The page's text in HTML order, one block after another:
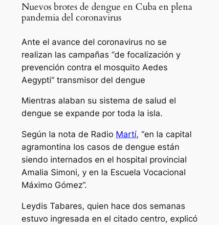
Nuevos brotes de dengue en Cuba en plena
pandemia del coronavirus
Ante el avance del coronavirus no se
realizan las campañas “de focalización y
prevención contra el mosquito Aedes
Aegypti” transmisor del dengue
Mientras alaban su sistema de salud el
dengue se expande por toda la isla.
Según la nota de Radio Martí, “en la capital
agramontina los casos de dengue están
siendo internados en el hospital provincial
Amalia Simoni, y en la Escuela Vocacional
Máximo Gómez”.
Leydis Tabares, quien hace dos semanas
estuvo ingresada en el citado centro, explicó